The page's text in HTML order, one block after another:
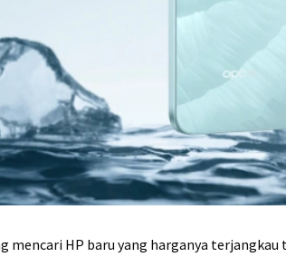
mencari HP baru yang harganya